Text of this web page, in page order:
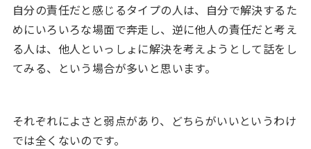
自分の責任だと感じるタイプの人は、自分で解決するた
めにいろいろな場面で奔走し、逆に他人の責任だと考え
る人は、他人といっしょに解決を考えようとして話をし
てみる、という場合が多いと思います。
それぞれによさと弱点があり、どちらがいいというわけ
では全くないのです。